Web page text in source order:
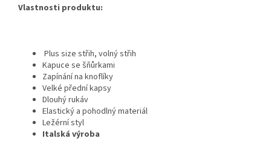
Vlastnosti produktu:
Plus size střih, volný střih
Kapuce se šňůrkami
Zapínání na knoflíky
Velké přední kapsy
Dlouhý rukáv
Elastický a pohodlný materiál
Ležérní styl
Italská výroba